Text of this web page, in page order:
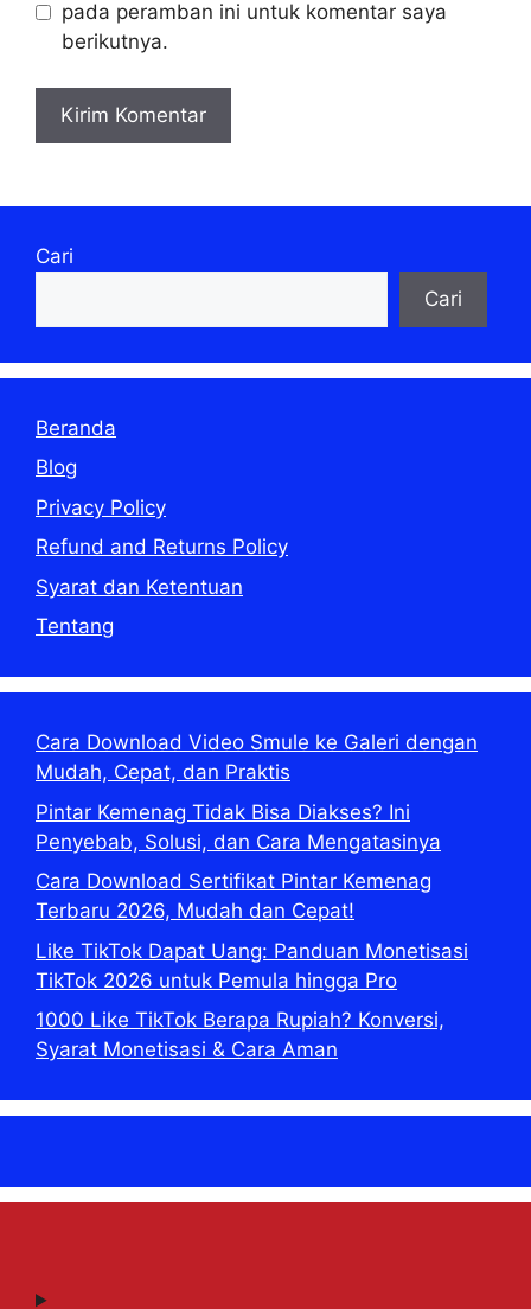
pada peramban ini untuk komentar saya
berikutnya.
Cari
Cari
Beranda
Blog
Privacy Policy
Refund and Returns Policy
Syarat dan Ketentuan
Tentang
Cara Download Video Smule ke Galeri dengan
Mudah, Cepat, dan Praktis
Pintar Kemenag Tidak Bisa Diakses? Ini
Penyebab, Solusi, dan Cara Mengatasinya
Cara Download Sertifikat Pintar Kemenag
Terbaru 2026, Mudah dan Cepat!
Like TikTok Dapat Uang: Panduan Monetisasi
TikTok 2026 untuk Pemula hingga Pro
1000 Like TikTok Berapa Rupiah? Konversi,
Syarat Monetisasi & Cara Aman